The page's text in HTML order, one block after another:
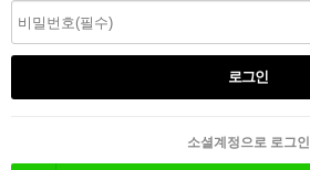
소셜계정으로 로그인